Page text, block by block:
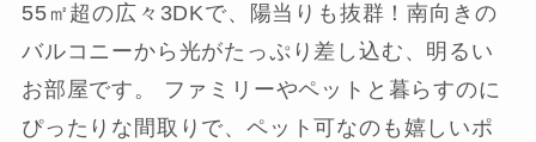
55㎡超の広々3DKで、陽当りも抜群！南向きの
バルコニーから光がたっぷり差し込む、明るい
お部屋です。 ファミリーやペットと暮らすのに
ぴったりな間取りで、ペット可なのも嬉しいポ